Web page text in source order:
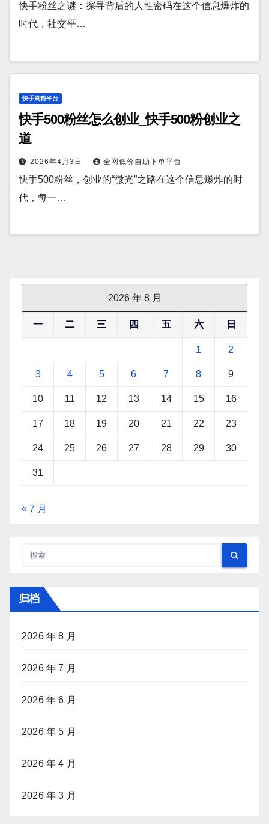
快手粉丝之谜：探寻背后的人性密码在这个信息爆炸的
时代，社交平…
快手刷粉平台
快手500粉丝怎么创业_快手500粉创业之
道
2026年4月3日 全网低价自助下单平台
快手500粉丝，创业的“微光”之路在这个信息爆炸的时
代，每一…
2026 年 8 月
一 二 三 四 五 六 日
1 2
3 4 5 6 7 8 9
10 11 12 13 14 15 16
17 18 19 20 21 22 23
24 25 26 27 28 29 30
31
« 7 月
归档
2026 年 8 月
2026 年 7 月
2026 年 6 月
2026 年 5 月
2026 年 4 月
2026 年 3 月